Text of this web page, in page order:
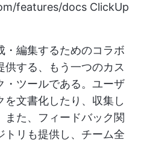
features/docs ClickUp
・編集するためのコラボ
供する、もう一つのカス
・ツールである。ユーザ
文書化したり、収集し
また、フィードバック関
トリも提供し、チーム全